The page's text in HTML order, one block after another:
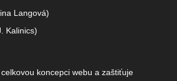
Valenta)
Langová)